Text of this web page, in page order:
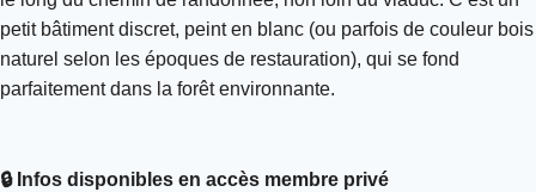
petit bâtiment discret, peint en blanc (ou parfois de couleur bois
naturel selon les époques de restauration), qui se fond
parfaitement dans la forêt environnante.
🔒 Infos disponibles en accès membre privé